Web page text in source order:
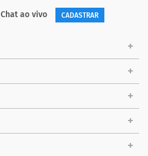
Chat ao vivo CADASTRAR